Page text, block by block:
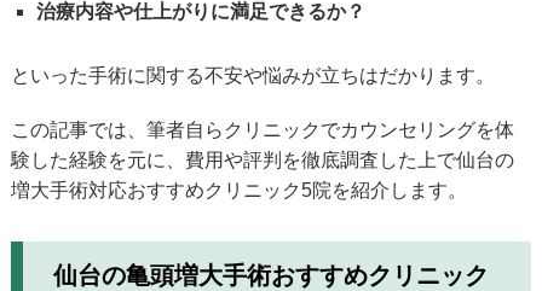
治療内容や仕上がりに満足できるか？
といった手術に関する不安や悩みが立ちはだかります。
この記事では、筆者自らクリニックでカウンセリングを体
験した経験を元に、費用や評判を徹底調査した上で仙台の
増大手術対応おすすめクリニック5院を紹介します。
仙台の亀頭増大手術おすすめクリニック